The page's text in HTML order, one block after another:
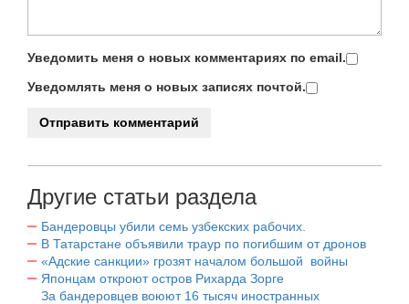
Уведомить меня о новых комментариях по email.
Уведомлять меня о новых записях почтой.
Другие статьи раздела
Бандеровцы убили семь узбекских рабочих.
В Татарстане объявили траур по погибшим от дронов
«Адские санкции» грозят началом большой войны
Японцам откроют остров Рихарда Зорге
За бандеровцев воюют 16 тысяч иностранных